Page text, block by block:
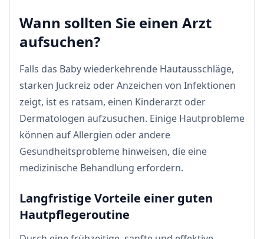
Wann sollten Sie einen Arzt
aufsuchen?
Falls das Baby wiederkehrende Hautausschläge,
starken Juckreiz oder Anzeichen von Infektionen
zeigt, ist es ratsam, einen Kinderarzt oder
Dermatologen aufzusuchen. Einige Hautprobleme
können auf Allergien oder andere
Gesundheitsprobleme hinweisen, die eine
medizinische Behandlung erfordern.
Langfristige Vorteile einer guten
Hautpflegeroutine